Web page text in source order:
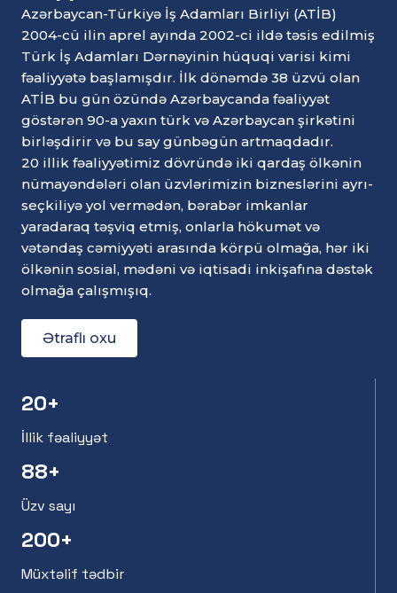
Azərbaycan-Türkiyə İş Adamları Birliyi (ATİB)
2004-cü ilin aprel ayında 2002-ci ildə təsis edilmiş
Türk İş Adamları Dərnəyinin hüquqi varisi kimi
fəaliyyətə başlamışdır. İlk dönəmdə 38 üzvü olan
ATİB bu gün özündə Azərbaycanda fəaliyyət
göstərən 90-a yaxın türk və Azərbaycan şirkətini
birləşdirir və bu say günbəgün artmaqdadır.
20 illik fəaliyyətimiz dövründə iki qardaş ölkənin
nümayəndələri olan üzvlərimizin bizneslərini ayrı-
seçkiliyə yol vermədən, bərabər imkanlar
yaradaraq təşviq etmiş, onlarla hökumət və
vətəndaş cəmiyyəti arasında körpü olmağa, hər iki
ölkənin sosial, mədəni və iqtisadi inkişafına dəstək
olmağa çalışmışıq.
Ətraflı oxu
20+
İllik fəaliyyət
88+
Üzv sayı
200+
Müxtəlif tədbir